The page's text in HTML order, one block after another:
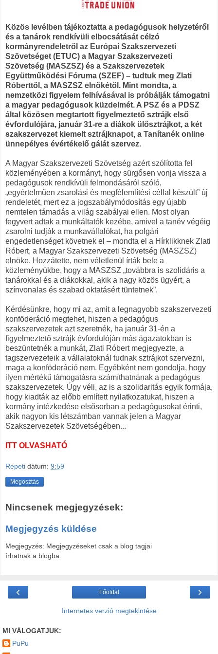
Közös levélben tájékoztatta a pedagógusok helyzetéről
és a tanárok rendkívüli elbocsátását célzó
kormányrendeletről az Európai Szakszervezeti
Szövetséget (ETUC) a Magyar Szakszervezeti
Szövetség (MASZSZ) és a Szakszervezetek
Együttműködési Fóruma (SZEF) – tudtuk meg Zlati
Róberttől, a MASZSZ elnökétől. Mint mondta, a
nemzetközi figyelem felhívásával is próbálják támogatni
a magyar pedagógusok küzdelmét. A PSZ és a PDSZ
által közösen megtartott figyelmeztető sztrájk első
évfordulójára, január 31-re a diákok ülősztrájkot, a két
szakszervezet kiemelt sztrájknapot, a Tanítanék online
ünnepélyes évértékelő gálát szervez.
A Magyar Szakszervezeti Szövetség azért szólította fel
közleményében a kormányt, hogy sürgősen vonja vissza a
pedagógusok rendkívüli felmondásáról szóló,
„egyértelműen zsarolási és megfélemlítési céllal készült” új
rendeletét, mert ez a jogszabálymódosítás egy újabb
nemtelen támadás a világ szabályai ellen. Most olyan
fegyvert adtak a munkáltatók kezébe, amivel a tanév végéig
zsarolni tudják a munkavállalókat, ha polgári
engedetlenséget követnek el – mondta el a Hírklikknek Zlati
Róbert, a Magyar Szakszervezeti Szövetség (MASZSZ)
elnöke. Hozzátette, nem véletlenül írták bele a
közleményükbe, hogy a MASZSZ „továbbra is szolidáris a
tanárokkal és a diákokkal, akik a nagy közös ügyért, a
színvonalas és szabad oktatásért tüntetnek”.
Kérdésünkre, hogy mi az, amit a legnagyobb szakszervezeti
konföderáció megtehet, hiszen a pedagógus
szakszervezetek azt szeretnék, ha január 31-én a
figyelmeztető sztrájk évfordulóján más ágazatokban is
beszüntetnék a munkát, Zlati Róbert megjegyezte, a
tagszervezeteik a vállalatoknál tudnak sztrájkot szervezni,
maga a konföderáció nem. Egyébként nem gondolja, hogy
ilyen mértékű támogatásra számíthatnának a pedagógus
szakszervezetek. Úgy véli, az is a szolidaritás egyik formája,
hogy kiadták az előbb említett nyilatkozatukat, hiszen a
kormány intézkedése elsősorban a pedagógusokat érinti,
akik nagyon kis létszámban vannak jelen a Magyar
Szakszervezetek Szövetségében...
ITT OLVASHATÓ
Repeti dátum: 9:59
Megosztás
Nincsenek megjegyzések:
Megjegyzés küldése
Megjegyzés: Megjegyzéseket csak a blog tagjai
írhatnak a blogba.
‹ ›
Főoldal
Internetes verzió megtekintése
MI VÁLOGATJUK:
PuPu